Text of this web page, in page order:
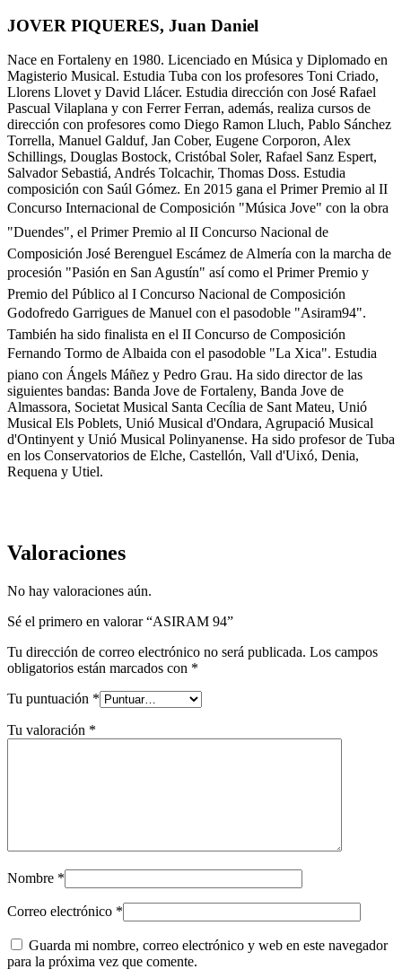
JOVER PIQUERES, Juan Daniel
Nace en Fortaleny en 1980. Licenciado en Música y Diplomado en
Magisterio Musical. Estudia Tuba con los profesores Toni Criado,
Llorens Llovet y David Llácer. Estudia dirección con José Rafael
Pascual Vilaplana y con Ferrer Ferran, además, realiza cursos de
dirección con profesores como Diego Ramon Lluch, Pablo Sánchez
Torrella, Manuel Galduf, Jan Cober, Eugene Corporon, Alex
Schillings, Douglas Bostock, Cristóbal Soler, Rafael Sanz Espert,
Salvador Sebastiá, Andrés Tolcachir, Thomas Doss. Estudia
composición con Saúl Gómez. En 2015 gana el Primer Premio al II
Concurso Internacional de Composición "Música Jove" con la obra
"Duendes", el Primer Premio al II Concurso Nacional de
Composición José Berenguel Escámez de Almería con la marcha de
procesión "Pasión en San Agustín" así como el Primer Premio y
Premio del Público al I Concurso Nacional de Composición
Godofredo Garrigues de Manuel con el pasodoble "Asiram94".
También ha sido finalista en el II Concurso de Composición
Fernando Tormo de Albaida con el pasodoble "La Xica". Estudia
piano con Ángels Máñez y Pedro Grau. Ha sido director de las
siguientes bandas: Banda Jove de Fortaleny, Banda Jove de
Almassora, Societat Musical Santa Cecília de Sant Mateu, Unió
Musical Els Poblets, Unió Musical d'Ondara, Agrupació Musical
d'Ontinyent y Unió Musical Polinyanense. Ha sido profesor de Tuba
en los Conservatorios de Elche, Castellón, Vall d'Uixó, Denia,
Requena y Utiel.
Valoraciones
No hay valoraciones aún.
Sé el primero en valorar “ASIRAM 94”
Tu dirección de correo electrónico no será publicada. Los campos
obligatorios están marcados con *
Tu puntuación *
Tu valoración *
Nombre *
Correo electrónico *
Guarda mi nombre, correo electrónico y web en este navegador
para la próxima vez que comente.